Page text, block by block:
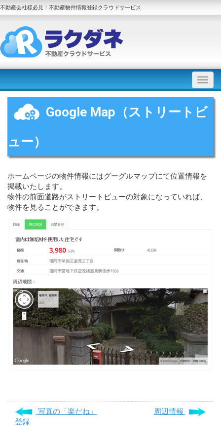
不動産会社様必見！不動産物件情報登録クラウドサービス
Google Map（ストリートビ
ュー）
ホームページの物件情報にはグーグルマップにて位置情報を
掲載いたします。
物件の前面道路がストリートビューの対象になっていれば、
物件を見ることができます。
写真の「楽だね」
登録
周辺情報